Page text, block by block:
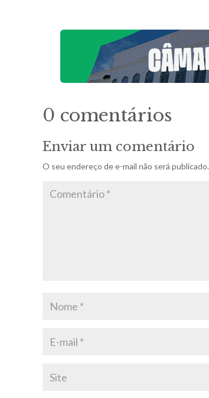
0 comentários
Enviar um comentário
O seu endereço de e-mail não será publicado.